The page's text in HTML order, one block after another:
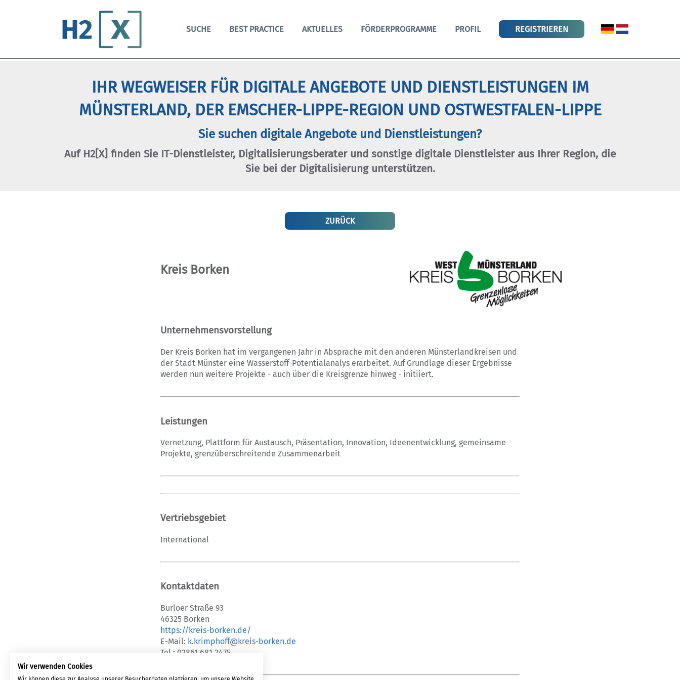
SUCHE BEST PRACTICE AKTUELLES FÖRDERPROGRAMME PROFIL REGISTRIEREN
IHR WEGWEISER FÜR DIGITALE ANGEBOTE UND DIENSTLEISTUNGEN IM
MÜNSTERLAND, DER EMSCHER-LIPPE-REGION UND OSTWESTFALEN-LIPPE
Sie suchen digitale Angebote und Dienstleistungen?
Auf H2[X] finden Sie IT-Dienstleister, Digitalisierungsberater und sonstige digitale Dienstleister aus Ihrer Region, die
Sie bei der Digitalisierung unterstützen.
ZURÜCK
Kreis Borken
Unternehmensvorstellung
Der Kreis Borken hat im vergangenen Jahr in Absprache mit den anderen Münsterlandkreisen und
der Stadt Münster eine Wasserstoff-Potentialanalys erarbeitet. Auf Grundlage dieser Ergebnisse
werden nun weitere Projekte - auch über die Kreisgrenze hinweg - initiiert.
Leistungen
Vernetzung, Plattform für Austausch, Präsentation, Innovation, Ideenentwicklung, gemeinsame
Projekte, grenzüberschreitende Zusammenarbeit
Vertriebsgebiet
International
Kontaktdaten
Burloer Straße 93
46325 Borken
https://kreis-borken.de/
E-Mail: k.krimphoff@kreis-borken.de
Tel.: 02861 681 2475
Wir verwenden Cookies